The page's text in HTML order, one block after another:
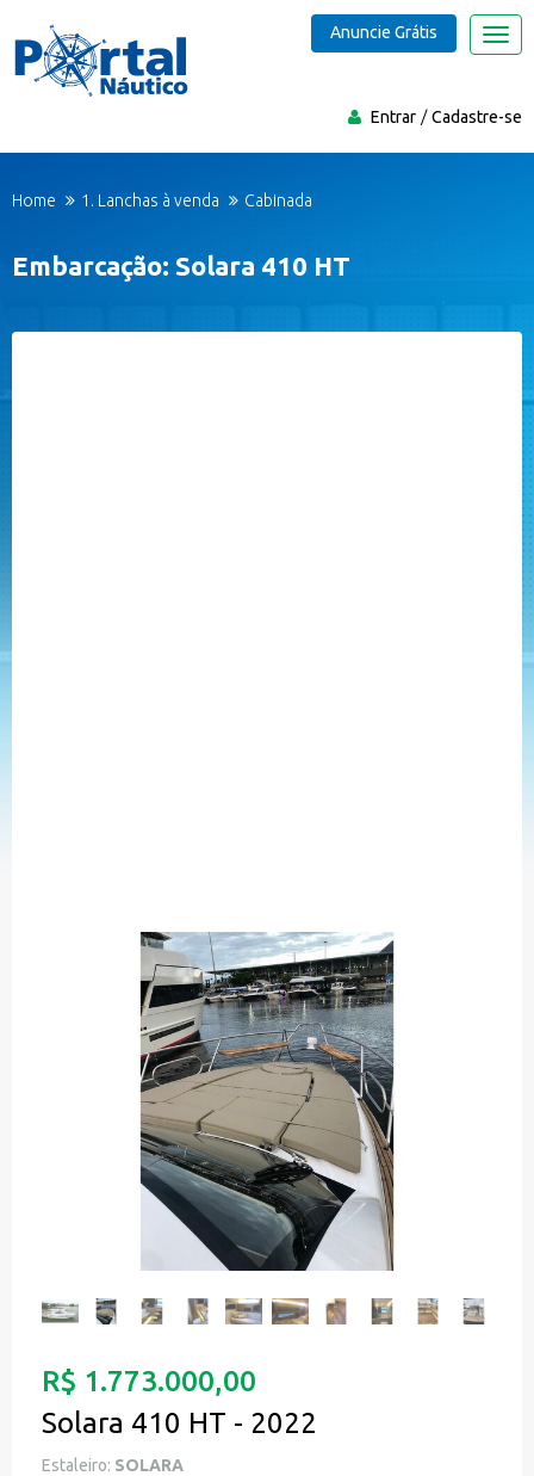
Entrar Cadastre-se
Anuncie Grátis
Home 1. Lanchas à venda Cabinada
Embarcação: Solara 410 HT
R$ 1.773.000,00
Solara 410 HT - 2022
Estaleiro: SOLARA